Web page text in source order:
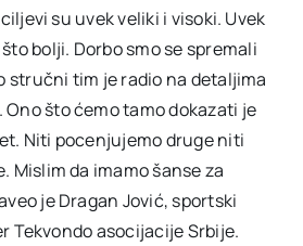
su uvek veliki i visoki. Uvek
bolji. Dorbo smo se spremali
stručni tim je radio na detaljima
što ćemo tamo dokazati je
Niti pocenjujemo druge niti
Mislim da imamo šanse za
je Dragan Jović, sportski
Tekvondo asocijacije Srbije.